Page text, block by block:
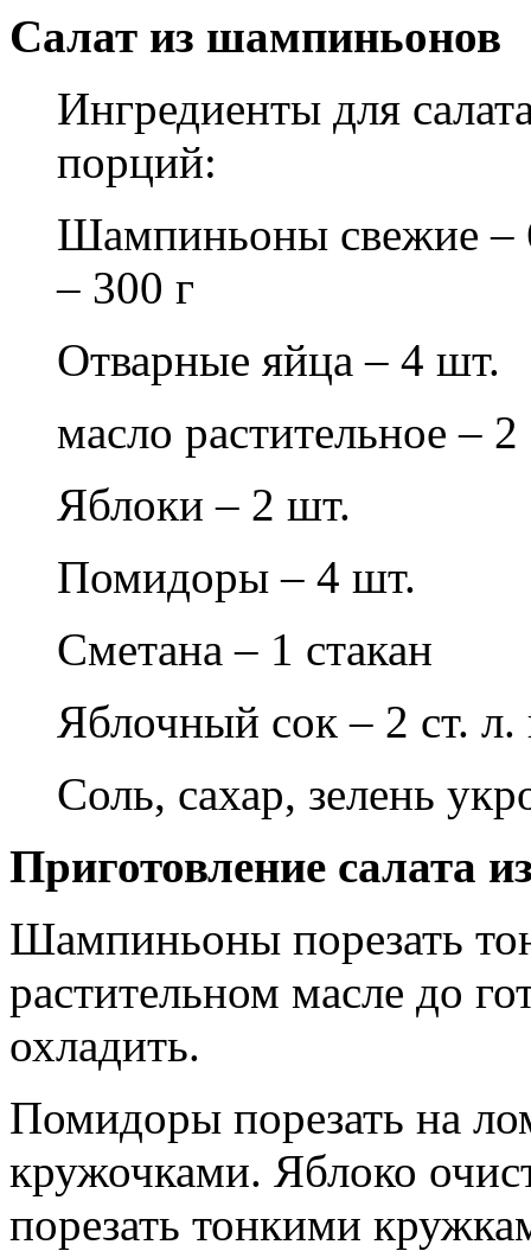
Салат из шампиньонов
Ингредиенты для
порций:
Шампиньоны свежие –
– 300 г
Отварные яйца – 4 шт.
масло растительное – 2
Яблоки – 2 шт.
Помидоры – 4 шт.
Сметана – 1 стакан
Яблочный сок – 2 ст.
Соль, сахар, зелень
Приготовление салата
Шампиньоны порезать
растительном масле до
охладить.
Помидоры порезать на
кружочками. Яблоко
порезать тонкими